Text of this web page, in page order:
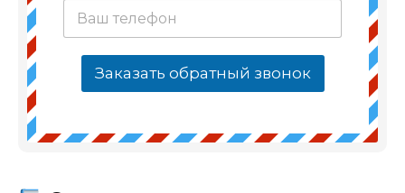
Заказать обратный звонок